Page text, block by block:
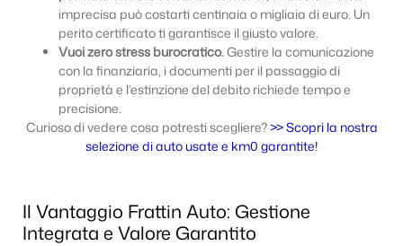
imprecisa può costarti centinaia o migliaia di euro. Un
perito certificato ti garantisce il giusto valore.
Vuoi zero stress burocratico.Gestire la comunicazione
con la finanziaria, i documenti per il passaggio di
proprietà e l’estinzione del debito richiede tempo e
precisione.
Curioso di vedere cosa potresti scegliere?>> Scopri la nostra
selezione di auto usate e km0 garantite!
Il Vantaggio Frattin Auto: Gestione
Integrata e Valore Garantito